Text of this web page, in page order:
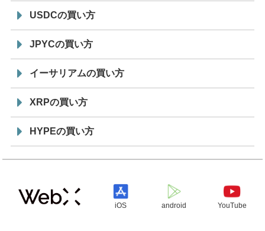
USDCの買い方
JPYCの買い方
イーサリアムの買い方
XRPの買い方
HYPEの買い方
iOS android YouTube